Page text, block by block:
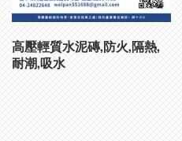
高壓輕質水泥磚,防火,隔熱,
耐潮,吸水